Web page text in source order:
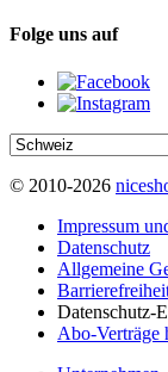
Folge uns auf
© 2010-2026
Impressum
Datenschutz
Allgemeine
Datenschutz-
Abo-Verträge